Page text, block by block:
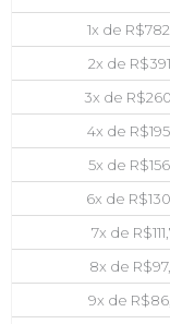
F
quantidade
1x de R$
2x de R$
3x de R$
4x de R$
5x de R$
6x de R$
7x de R$
8x de R$
9x de R$